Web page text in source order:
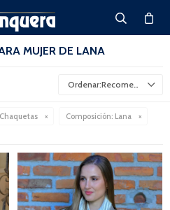
MUJER DE LANA
Recomendados
Chaquetas Composición: Lana